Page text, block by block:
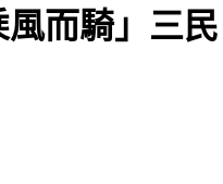
而騎」三民